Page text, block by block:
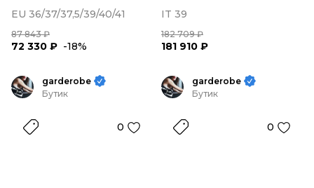
EU 36/37/37,5/39/40/41
87 843 ₽
72 330 ₽ -18%
IT 39
182 709 ₽
181 910 ₽
garderobe
Бутик
0
garderobe
Бутик
0